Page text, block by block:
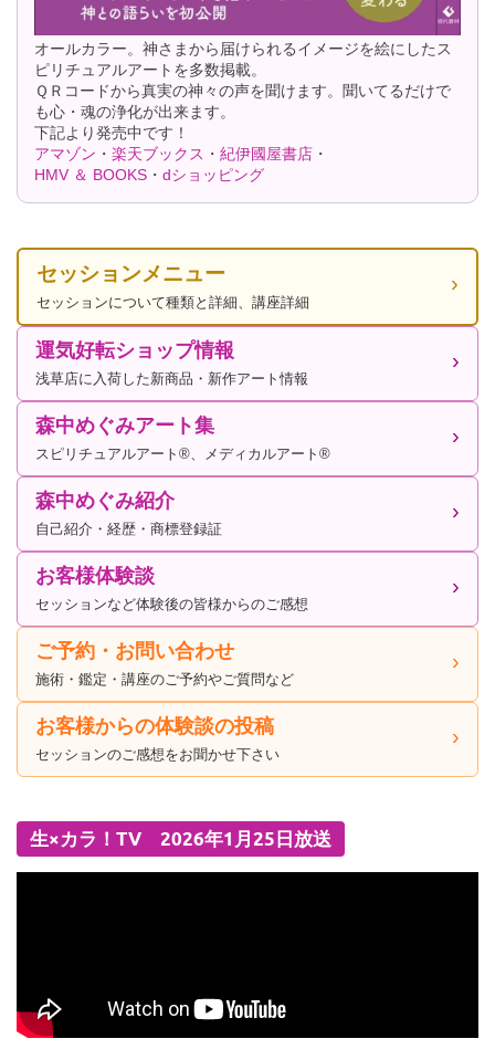
オールカラー。神さまから届けられるイメージを絵にしたス
ピリチュアルアートを多数掲載。
ＱＲコードから真実の神々の声を聞けます。聞いてるだけで
も心・魂の浄化が出来ます。
下記より発売中です！
アマゾン ・ 楽天ブックス ・ 紀伊國屋書店 ・
HMV ＆ BOOKS ・ dショッピング
セッションメニュー
セッションについて種類と詳細、講座詳細
運気好転ショップ情報
浅草店に入荷した新商品・新作アート情報
森中めぐみアート集
スピリチュアルアート®、メディカルアート®
森中めぐみ紹介
自己紹介・経歴・商標登録証
お客様体験談
セッションなど体験後の皆様からのご感想
ご予約・お問い合わせ
施術・鑑定・講座のご予約やご質問など
お客様からの体験談の投稿
セッションのご感想をお聞かせ下さい
生×カラ！TV 2026年1月25日放送